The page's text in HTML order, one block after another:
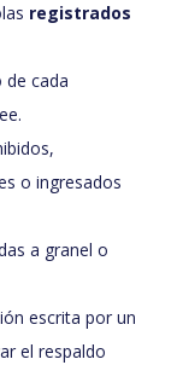
registrados
cada
o ingresados
a granel o
escrita por un
el respaldo